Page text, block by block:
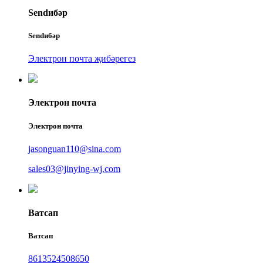
Sendибәр
Sendибәр
Электрон почта җибәрегез
Электрон почта
Электрон почта
jasonguan110@sina.com
sales03@jinying-wj.com
Ватсап
Ватсап
8613524508650